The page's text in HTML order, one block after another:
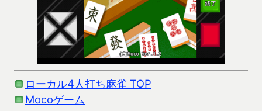
ローカル4人打ち麻雀 TOP
Mocoゲーム